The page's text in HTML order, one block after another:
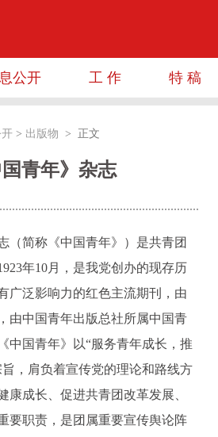
公开 工 作 特 稿
> 出版物 > 正文
国青年》杂志
简称《中国青年》）是共青团
年10月，是我党创办的现存历
广泛影响力的红色主流期刊，由
由中国青年出版总社所属中国青
中国青年》以“服务青年成长，推
，肩负着宣传党的理论和路线方
康成长、促进共青团改革发展、
要职责，是团属重要宣传舆论阵